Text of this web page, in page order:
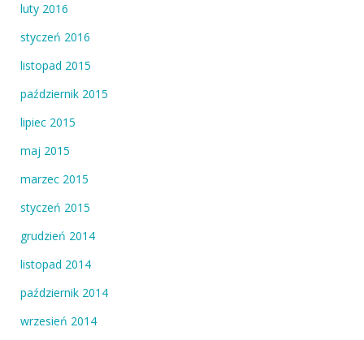
luty 2016
styczeń 2016
listopad 2015
październik 2015
lipiec 2015
maj 2015
marzec 2015
styczeń 2015
grudzień 2014
listopad 2014
październik 2014
wrzesień 2014